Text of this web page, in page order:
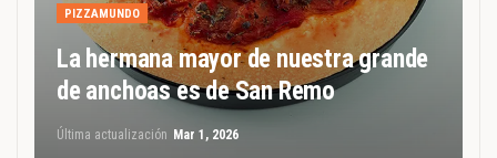
PIZZAMUNDO
La hermana mayor de nuestra grande
de anchoas es de San Remo
Última actualización Mar 1, 2026